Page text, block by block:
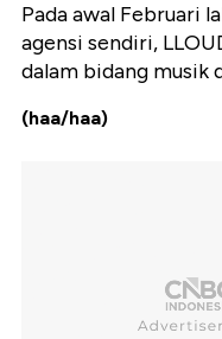
Pada awal Februari
agensi sendiri,
dalam bidang musik
(haa/haa)